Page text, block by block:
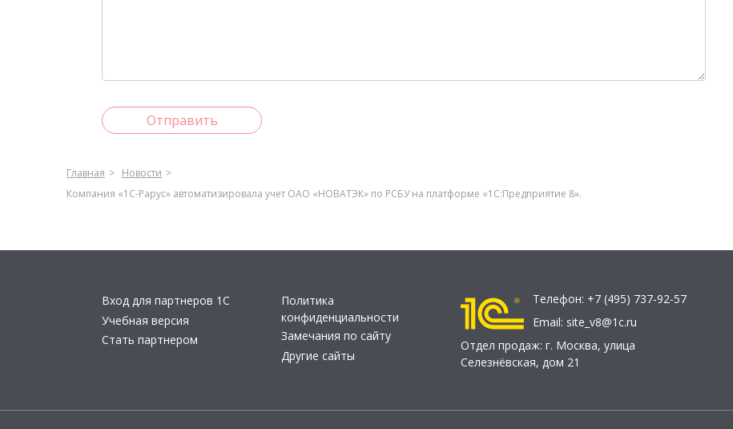
Отправить
Главная
Новости
Компания «1С-Рарус» автоматизировала учет ОАО «НОВАТЭК» по РСБУ на платформе «1С:Предприятие 8».
Вход для партнеров 1С
Учебная версия
Стать партнером
Политика
конфиденциальности
Замечания по сайту
Другие сайты
Телефон: +7 (495) 737-92-57
Email: site_v8@1c.ru
Отдел продаж: г. Москва, улица
Селезнёвская, дом 21